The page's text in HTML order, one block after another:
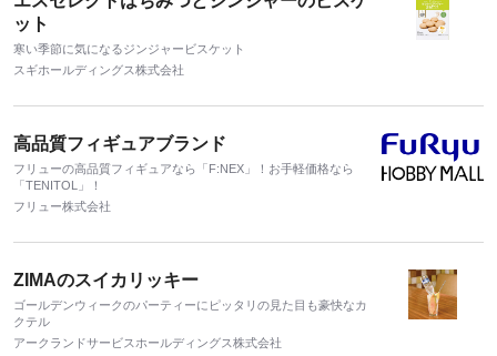
ット
寒い季節に気になるジンジャービスケット
スギホールディングス株式会社
高品質フィギュアブランド
フリューの高品質フィギュアなら「F:NEX」！お手軽価格なら
「TENITOL」！
フリュー株式会社
ZIMAのスイカリッキー
ゴールデンウィークのパーティーにピッタリの見た目も豪快なカ
クテル
アークランドサービスホールディングス株式会社